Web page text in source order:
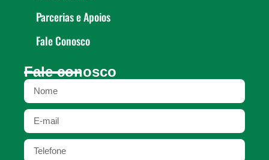
Parcerias e Apoios
Fale Conosco
Fale conosco